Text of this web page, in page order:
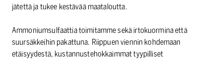
jätettä ja tukee kestävää maataloutta.
Ammoniumsulfaattia toimitamme sekä irtokuormina että
suursäkkeihin pakattuna. Riippuen viennin kohdemaan
etäisyydestä, kustannustehokkaimmat tyypilliset